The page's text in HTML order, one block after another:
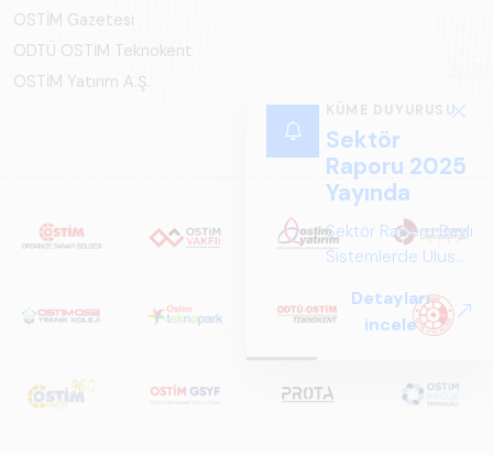
KÜME DUYURUSU
Sektör
Raporu 2025
Yayında
Sektör Raporu Raylı
Sistemlerde Ulusal
Perspektif ARUS
tarafından
Sistemlerde Ulusal
ve Küresel
Detayları
incele
OSTİM Gazetesi
ODTÜ OSTİM Teknokent
OSTİM Yatırım A.Ş.